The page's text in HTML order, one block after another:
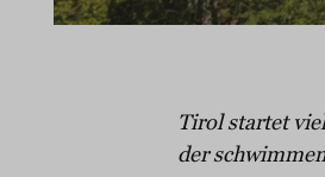
Tirol startet
der